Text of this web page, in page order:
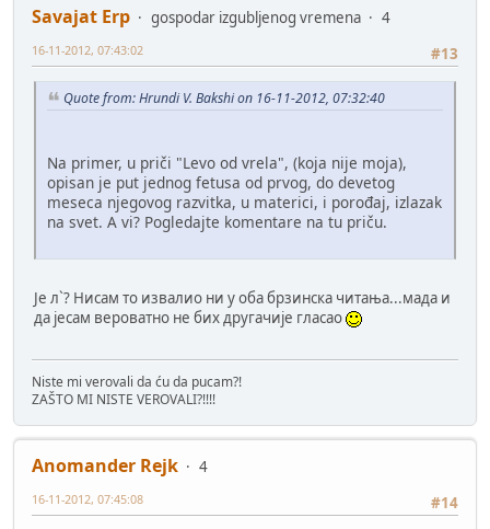
Savajat Erp gospodar izgubljenog vremena
4
#13
16-11-2012, 07:43:02
Quote from: Hrundi V. Bakshi on 16-11-2012, 07:32:40
Na primer, u priči "Levo od vrela", (koja nije moja),
opisan je put jednog fetusa od prvog, do devetog
meseca njegovog razvitka, u materici, i porođaj, izlazak
na svet. A vi? Pogledajte komentare na tu priču.
Је л`? Нисам то извалио ни у оба брзинска читања...мада и
да јесам вероватно не бих другачије гласао
Niste mi verovali da ću da pucam?!
ZAŠTO MI NISTE VEROVALI?!!!!
Anomander Rejk
4
#14
16-11-2012, 07:45:08